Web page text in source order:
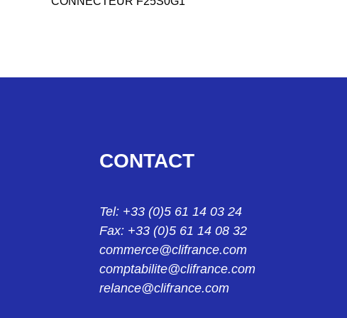
CONNECTEUR F25 S0G3
CONNECTEUR 25PTS FEMELLE SOUDER (E)
F25S1G1A
CONNECTEUR F25S1G1A
CONTACT
Tel: +33 (0)5 61 14 03 24
Fax: +33 (0)5 61 14 08 32
commerce@clifrance.com
comptabilite@clifrance.com
relance@clifrance.com